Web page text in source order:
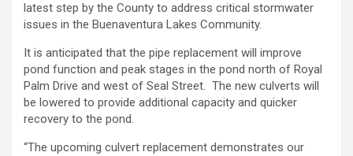
latest step by the County to address critical stormwater
issues in the Buenaventura Lakes Community.
It is anticipated that the pipe replacement will improve
pond function and peak stages in the pond north of Royal
Palm Drive and west of Seal Street. The new culverts will
be lowered to provide additional capacity and quicker
recovery to the pond.
“The upcoming culvert replacement demonstrates our